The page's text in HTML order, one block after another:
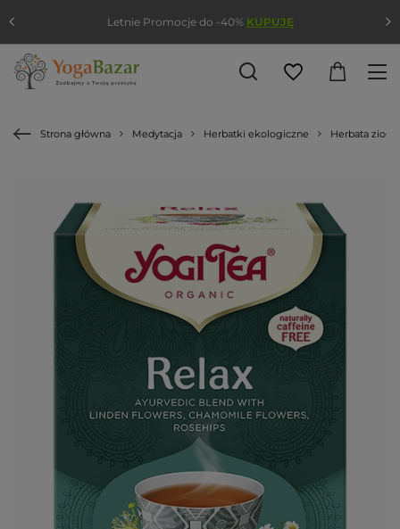
Strona główna Medytacja Herbatki ekologiczne Herbata
Letnie Promocje do -40% KUPUJĘ